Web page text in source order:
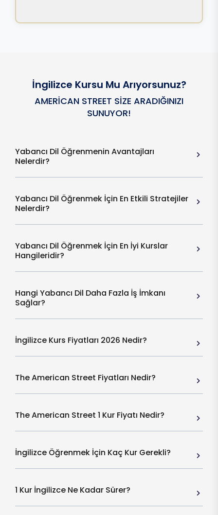
İngilizce Kursu Mu Arıyorsunuz?
AMERICAN STREET SIZE ARADIĞINIZI
SUNUYOR!
Yabancı Dil Öğrenmenin Avantajları
Nelerdir?
Yabancı Dil Öğrenmek İçin En Etkili Stratejiler
Nelerdir?
Yabancı Dil Öğrenmek İçin En İyi Kurslar
Hangileridir?
Hangi Yabancı Dil Daha Fazla İş İmkanı
Sağlar?
İngilizce Kurs Fiyatları 2026 Nedir?
The American Street Fiyatları Nedir?
The American Street 1 Kur Fiyatı Nedir?
İngilizce Öğrenmek İçin Kaç Kur Gerekli?
1 Kur İngilizce Ne Kadar Sürer?